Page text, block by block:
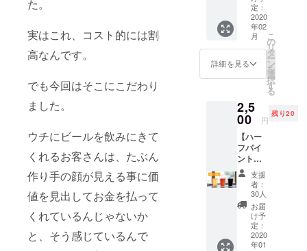
た。
実はこれ、コスト的には割
高なんです。
でも今回はそこにこだわり
ました。
ウチにビールを飲みにきて
くれるお客さんは、たぶん
作り手の顔が見える事に価
値を見出してお金を払って
くれているんじゃないか
と、そう感じているんで
なご近所さ
んで毎晩賑
わうハイ
パーローカ
ルブルワ
ン 福
呼び
券】 共
通パス
で毎
日、福
引が引
けるチ
ト！ １
年間３
６５
日、毎
日使え
ます。
両店で
使用可
能！ 福
引の内
容は、
引いて
からの
お楽し
定：
2020
年02
月
詳細を見る
こ
の
リ
タ
ー
ン
を
選
択
す
る
2,5
00 円
残り20
【ハー
フパイ
ント回
数券の5
枚セッ
ト+1枚
（計6杯
分）】
まだ当
店を訪
れたこ
支援
者：
30人
お届
け予
定：
2020
年01